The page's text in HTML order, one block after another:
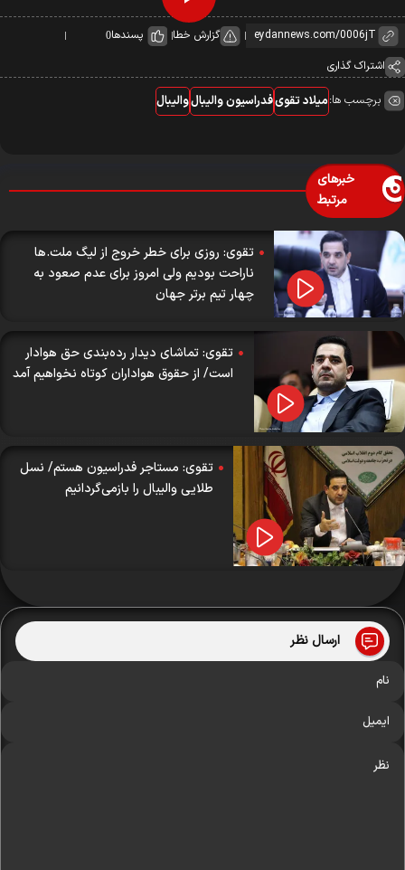
Play
Video
گزارش خطا پسندها0
اشتراک گذاری
برچسب ها:میلاد تقویفدراسیون والیبالوالیبال
خبرهای
مرتبط
تقوی: روزی برای خطر خروج از لیگ ملت.ها
ناراحت بودیم ولی امروز برای عدم صعود به
چهار تیم برتر جهان
تقوی: تماشای دیدار رده‌بندی حق هوادار
است/ از حقوق هواداران کوتاه نخواهیم آمد
تقوی: مستاجر فدراسیون هستم/ نسل
طلایی والیبال را بازمی‌گردانیم
ارسال نظر